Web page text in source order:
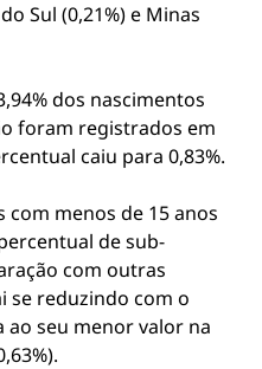
Sul (0,21%) e Minas
dos nascimentos
foram registrados em
caiu para 0,83%.
com menos de 15 anos
de sub-
com outras
se reduzindo com o
ao seu menor valor na